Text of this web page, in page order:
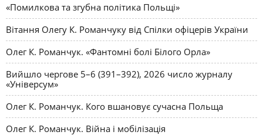
«Помилкова та згубна політика Польщі»
Вітання Олегу К. Романчуку від Спілки офіцерів України
Олег К. Романчук. «Фантомні болі Білого Орла»
Вийшло чергове 5–6 (391–392), 2026 число журналу
«Універсум»
Олег К. Романчук. Кого вшановує сучасна Польща
Олег К. Романчук. Війна і мобілізація